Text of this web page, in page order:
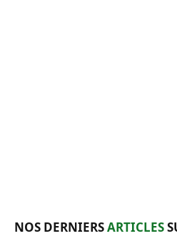
NOS DERNIERSARTICLES